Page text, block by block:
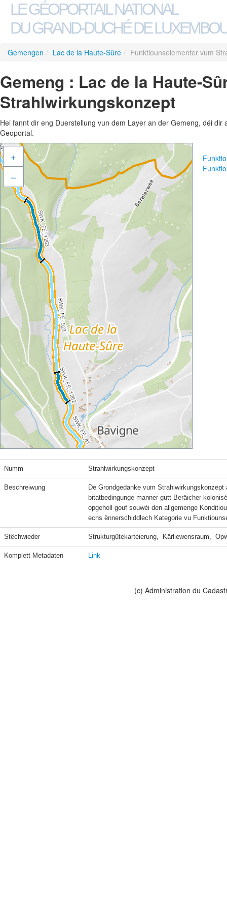
LE GÉOPORTAIL NATIONAL
DU GRAND-DUCHÉ DE
Gemengen / Lac de la Haute-Sûre / Funktiounselementer vum
Gemeng : Lac de la Haute-
Strahlwirkungskonzept
Hei fannt dir eng Duerstellung vun dem Layer an der Gemeng, déi
Geoportal.
+
–
Numm Strahlwirkungskonzept
Beschreiwung
De Grondgedanke vum
bitatbedingunge manner gutt Beräicher
opgeholl gouf souwéi den allgemenge
echs ënnerschiddlech Kategorie vu
Stëchwieder Strukturgütekartéierung,  Kärliewensraum,
Komplett Metadaten Link
(c) Administration du